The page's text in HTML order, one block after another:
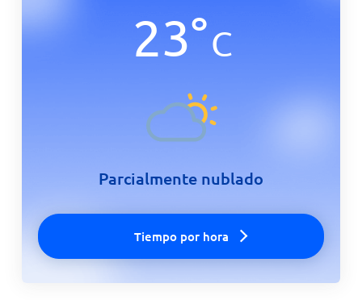
23°C
Parcialmente nublado
Tiempo por hora